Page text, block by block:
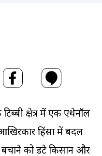
क्षेत्र में एक एथेनॉल
हिंसा में बदल
को डटे किसान और